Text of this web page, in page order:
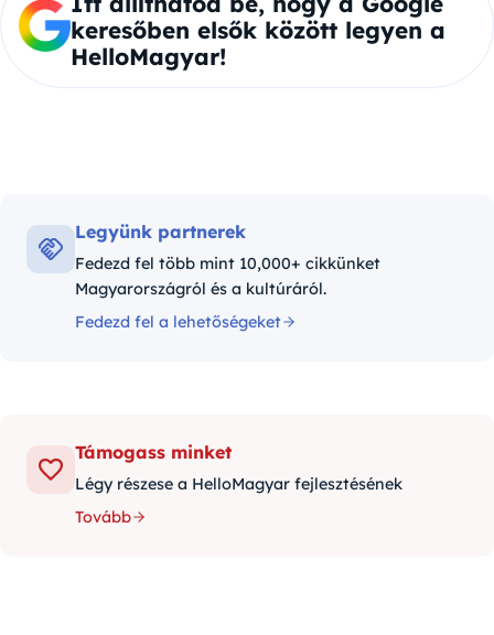
keresőben elsők között legyen a
HelloMagyar!
Legyünk partnerek
Fedezd fel több mint 10,000+ cikkünket
Magyarországról és a kultúráról.
Fedezd fel a lehetőségeket
Támogass minket
Légy részese a HelloMagyar fejlesztésének
Tovább